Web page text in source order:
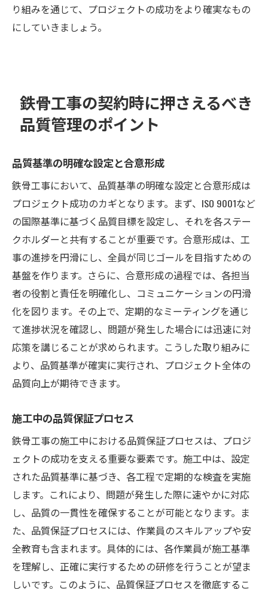
り組みを通じて、プロジェクトの成功をより確実なもの
にしていきましょう。
鉄骨工事の契約時に押さえるべき
品質管理のポイント
品質基準の明確な設定と合意形成
鉄骨工事において、品質基準の明確な設定と合意形成は
プロジェクト成功のカギとなります。まず、ISO 9001など
の国際基準に基づく品質目標を設定し、それを各ステー
クホルダーと共有することが重要です。合意形成は、工
事の進捗を円滑にし、全員が同じゴールを目指すための
基盤を作ります。さらに、合意形成の過程では、各担当
者の役割と責任を明確化し、コミュニケーションの円滑
化を図ります。その上で、定期的なミーティングを通じ
て進捗状況を確認し、問題が発生した場合には迅速に対
応策を講じることが求められます。こうした取り組みに
より、品質基準が確実に実行され、プロジェクト全体の
品質向上が期待できます。
施工中の品質保証プロセス
鉄骨工事の施工中における品質保証プロセスは、プロジ
ェクトの成功を支える重要な要素です。施工中は、設定
された品質基準に基づき、各工程で定期的な検査を実施
します。これにより、問題が発生した際に速やかに対応
し、品質の一貫性を確保することが可能となります。ま
た、品質保証プロセスには、作業員のスキルアップや安
全教育も含まれます。具体的には、各作業員が施工基準
を理解し、正確に実行するための研修を行うことが望ま
しいです。このように、品質保証プロセスを徹底するこ